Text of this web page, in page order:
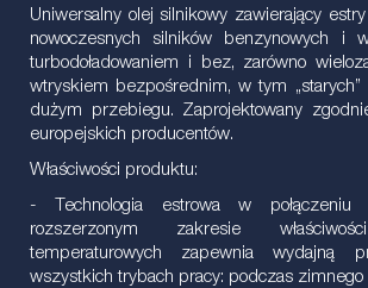
Uniwersalny olej silnikowy zawierający
nowoczesnych silników benzynowych i
turbodoładowaniem i bez, zarówno
wtryskiem bezpośrednim, w tym
dużym przebiegu. Zaprojektowany
europejskich producentów.
Właściwości produktu:
- Technologia estrowa w
rozszerzonym zakresie
temperaturowych zapewnia wydajną
wszystkich trybach pracy: podczas